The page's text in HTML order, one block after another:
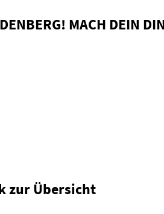
MACH DEIN
zur Übersicht